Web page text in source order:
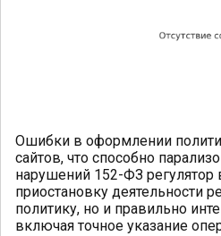
Ошибки в оформлении
сайтов, что способно
нарушений 152-ФЗ регулятор
приостановку деятельности
политику, но и правильно
включая точное указание